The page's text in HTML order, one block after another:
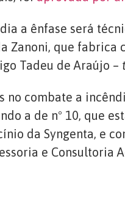
a ênfase será
Zanoni, que fabrica
Tadeu de Araújo –
no combate a
a de nº 10, que
da Syngenta, e
e Consultoria